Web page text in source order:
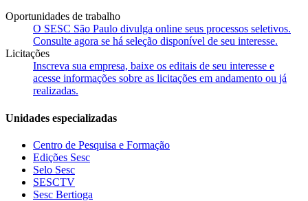
Oportunidades de trabalho
O SESC São Paulo divulga online seus processos seletivos.
Consulte agora se há seleção disponível de seu interesse.
Licitações
Inscreva sua empresa, baixe os editais de seu interesse e
acesse informações sobre as licitações em andamento ou já
realizadas.
Unidades especializadas
Centro de Pesquisa e Formação
Edições Sesc
Selo Sesc
SESCTV
Sesc Bertioga